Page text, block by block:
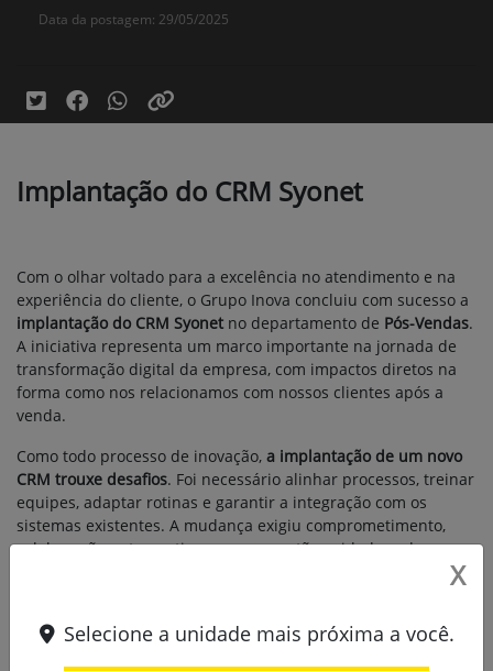
Data da postagem: 29/05/2025
Implantação do CRM Syonet
Com o olhar voltado para a excelência no atendimento e na
experiência do cliente, o Grupo Inova concluiu com sucesso a
implantação do CRM Syonet no departamento de Pós-Vendas.
A iniciativa representa um marco importante na jornada de
transformação digital da empresa, com impactos diretos na
forma como nos relacionamos com nossos clientes após a
venda.
Como todo processo de inovação, a implantação de um novo
CRM trouxe desafios. Foi necessário alinhar processos, treinar
equipes, adaptar rotinas e garantir a integração com os
sistemas existentes. A mudança exigiu comprometimento,
colaboração entre os times e uma gestão cuidadosa da
transição — tudo isso enquanto mantínhamos a operação em
Apesar dos obstáculos naturais de uma implantação dessa
X
Selecione a unidade mais próxima a você.